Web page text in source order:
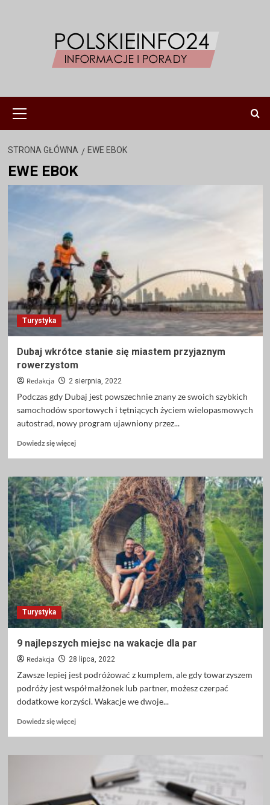
główne
STRONA GŁÓWNA EWE EBOK
EWE EBOK
Turystyka
Dubaj wkrótce stanie się miastem przyjaznym
rowerzystom
Redakcja 2 sierpnia, 2022
Podczas gdy Dubaj jest powszechnie znany ze swoich szybkich
samochodów sportowych i tętniących życiem wielopasmowych
autostrad, nowy program ujawniony przez...
Dowiedz się więcejDowiedz
o
Dubaj
wkrótce
stanie
się
miastem
przyjaznym
rowerzystom
Turystyka
9 najlepszych miejsc na wakacje dla par
Redakcja 28 lipca, 2022
Zawsze lepiej jest podróżować z kumplem, ale gdy towarzyszem
podróży jest współmałżonek lub partner, możesz czerpać
dodatkowe korzyści. Wakacje we dwoje...
Dowiedz się więcejDowiedz
najlepszych
miejsc
na